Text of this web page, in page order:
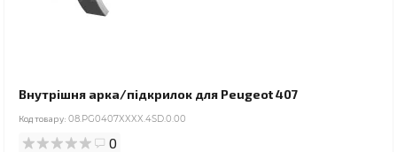
Внутрішня арка/підкрилок для Peugeot 407
Код товару: 08.PG0407XXXX.4SD.0.00
0